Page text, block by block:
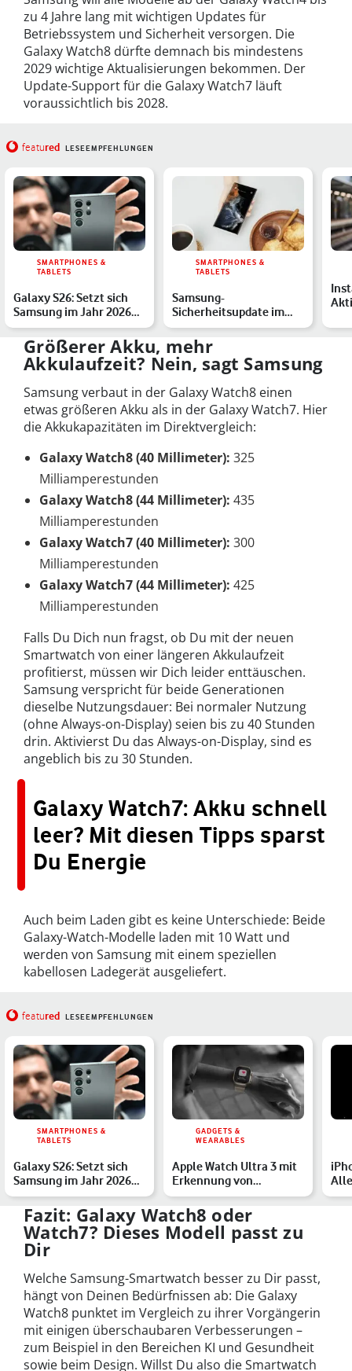
zu 4 Jahre lang mit wichtigen Updates für
Betriebssystem und Sicherheit versorgen. Die
Galaxy Watch8 dürfte demnach bis mindestens
2029 wichtige Aktualisierungen bekommen. Der
Update-Support für die Galaxy Watch7 läuft
voraussichtlich bis 2028.
featured LESEEMPFEHLUNGEN
SMARTPHONES &
TABLETS
Galaxy S26: Setzt sich
Samsung im Jahr 2026
von Apple ab?
SMARTPHONES &
TABLETS
Samsung-
Sicherheitsupdate im
Juli 2026 für diese
Galaxy-Handys
Größerer Akku, mehr
Akkulaufzeit? Nein, sagt Samsung
Samsung verbaut in der Galaxy Watch8 einen
etwas größeren Akku als in der Galaxy Watch7. Hier
die Akkukapazitäten im Direktvergleich:
Galaxy Watch8 (40 Millimeter): 325
Milliamperestunden
Galaxy Watch8 (44 Millimeter): 435
Milliamperestunden
Galaxy Watch7 (40 Millimeter): 300
Milliamperestunden
Galaxy Watch7 (44 Millimeter): 425
Milliamperestunden
Falls Du Dich nun fragst, ob Du mit der neuen
Smartwatch von einer längeren Akkulaufzeit
profitierst, müssen wir Dich leider enttäuschen.
Samsung verspricht für beide Generationen
dieselbe Nutzungsdauer: Bei normaler Nutzung
(ohne Always-on-Display) seien bis zu 40 Stunden
drin. Aktivierst Du das Always-on-Display, sind es
angeblich bis zu 30 Stunden.
Galaxy Watch7: Akku schnell
leer? Mit diesen Tipps sparst
Du Energie
Auch beim Laden gibt es keine Unterschiede: Beide
Galaxy-Watch-Modelle laden mit 10 Watt und
werden von Samsung mit einem speziellen
kabellosen Ladegerät ausgeliefert.
featured LESEEMPFEHLUNGEN
SMARTPHONES &
TABLETS
Galaxy S26: Setzt sich
Samsung im Jahr 2026
von Apple ab?
GADGETS &
WEARABLES
Apple Watch Ultra 3 mit
Erkennung von
Bluthochdruck: Alle
Infos
Fazit: Galaxy Watch8 oder
Watch7? Dieses Modell passt zu
Dir
Welche Samsung-Smartwatch besser zu Dir passt,
hängt von Deinen Bedürfnissen ab: Die Galaxy
Watch8 punktet im Vergleich zu ihrer Vorgängerin
mit einigen überschaubaren Verbesserungen –
zum Beispiel in den Bereichen KI und Gesundheit
sowie beim Design. Willst Du also die Smartwatch